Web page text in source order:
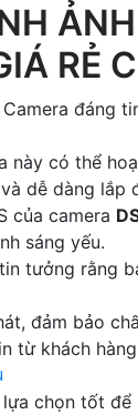
RẺ
đáng
có thể
dễ dàng lắp
của camera
sáng yếu.
tưởng rằng
đảm bảo
từ khách
chọn tốt để